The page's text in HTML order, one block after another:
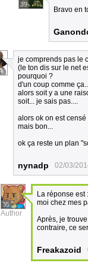
39
Bravo en
je comprends pas le
(le ton dis sur le net
pourquoi ?
d'un coup comme
alors soit y a une
soit... je sais pas....
alors ok on est
mais bon...
ok ça reste un plan
nynadp 02/03/
35
Author
La réponse
moi chez mes
Après, je
contraire, ce
Freakazoid